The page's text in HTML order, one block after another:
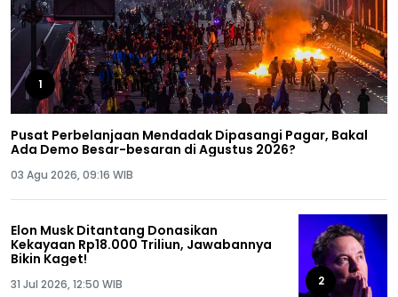
1
Pusat Perbelanjaan Mendadak Dipasangi Pagar, Bakal
Ada Demo Besar-besaran di Agustus 2026?
03 Agu 2026, 09:16 WIB
Elon Musk Ditantang Donasikan
Kekayaan Rp18.000 Triliun, Jawabannya
Bikin Kaget!
31 Jul 2026, 12:50 WIB 2